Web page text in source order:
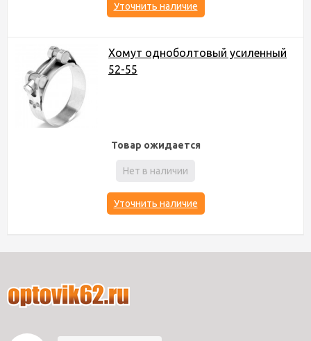
Уточнить наличие
Хомут одноболтовый усиленный
52-55
Товар ожидается
Нет в наличии
Уточнить наличие